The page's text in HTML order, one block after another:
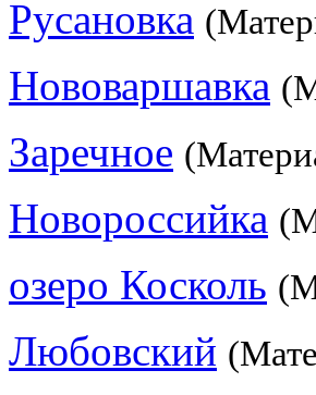
Русановка
Нововаршавка
Заречное
Новороссийка
озеро Косколь
Любовский